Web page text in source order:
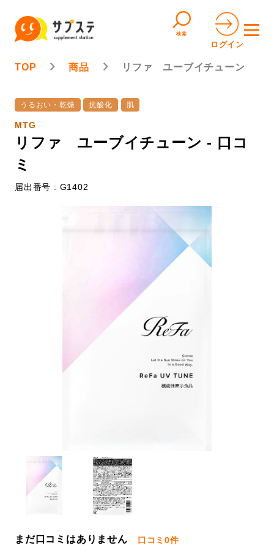
検索
ログイン
TOP 商品 リファ ユーブイチューン
うるおい・乾燥 抗酸化 肌
MTG
リファ ユーブイチューン - 口コ
ミ
届出番号 : G1402
まだ口コミはありません 口コミ0件